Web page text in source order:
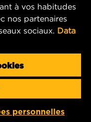
reserved.
à vos habitudes
nos partenaires
sociaux. Data
personnelles